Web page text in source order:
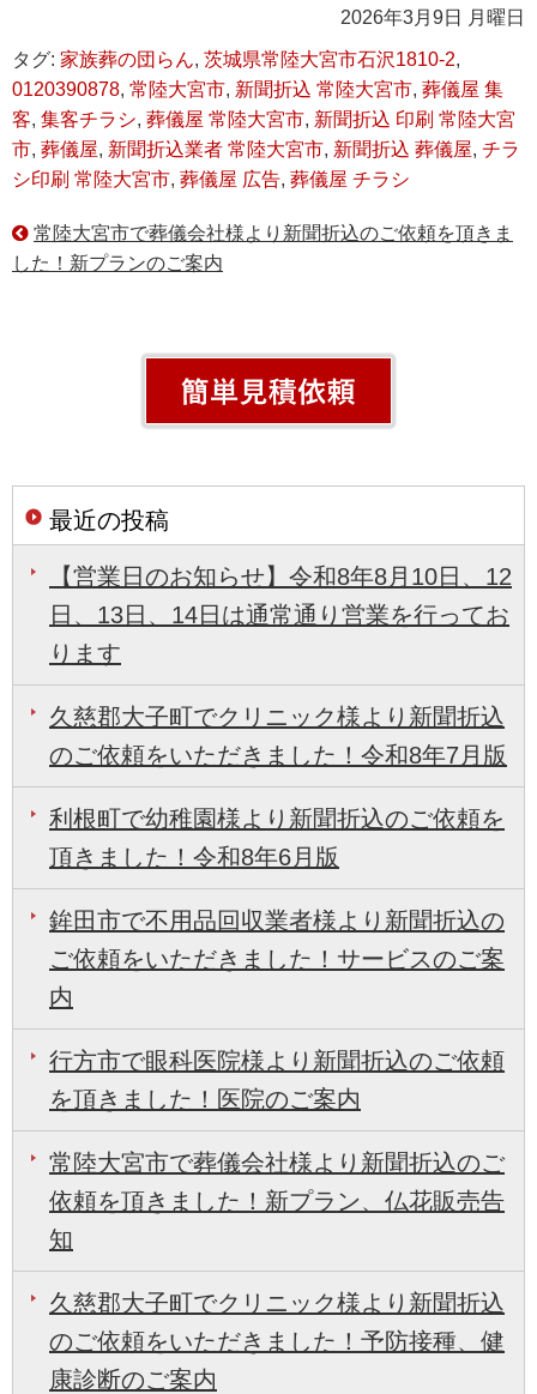
2026年3月9日 月曜日
タグ: 家族葬の団らん, 茨城県常陸大宮市石沢1810-2,
0120390878, 常陸大宮市, 新聞折込 常陸大宮市, 葬儀屋 集
客, 集客チラシ, 葬儀屋 常陸大宮市, 新聞折込 印刷 常陸大宮
市, 葬儀屋, 新聞折込業者 常陸大宮市, 新聞折込 葬儀屋, チラ
シ印刷 常陸大宮市, 葬儀屋 広告, 葬儀屋 チラシ
常陸大宮市で葬儀会社様より新聞折込のご依頼を頂きま
した！新プランのご案内
最近の投稿
【営業日のお知らせ】令和8年8月10日、12
日、13日、14日は通常通り営業を行ってお
ります
久慈郡大子町でクリニック様より新聞折込
のご依頼をいただきました！令和8年7月版
利根町で幼稚園様より新聞折込のご依頼を
頂きました！令和8年6月版
鉾田市で不用品回収業者様より新聞折込の
ご依頼をいただきました！サービスのご案
内
行方市で眼科医院様より新聞折込のご依頼
を頂きました！医院のご案内
常陸大宮市で葬儀会社様より新聞折込のご
依頼を頂きました！新プラン、仏花販売告
知
久慈郡大子町でクリニック様より新聞折込
のご依頼をいただきました！予防接種、健
康診断のご案内